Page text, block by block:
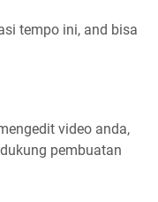
tempo ini, and bisa
video anda,
pembuatan